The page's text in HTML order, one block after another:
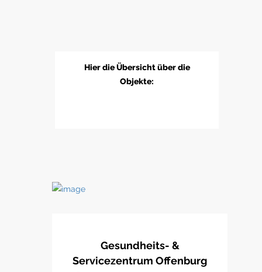
Hier die Übersicht über die
Objekte:
Gesundheits- &
Servicezentrum Offenburg